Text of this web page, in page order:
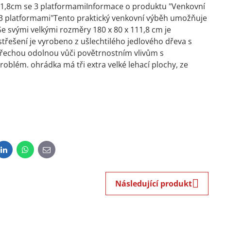
se 3 platformamiInformace o produktu "Venkovní
praktický venkovní výběh umožňuje
velkými rozměry 180 x 80 x 111,8 cm je
je vyrobeno z ušlechtilého jedlového dřeva s
odolnou vůči povětrnostním vlivům s
ohrádka má tři extra velké lehací plochy, ze
LinkedInWhatsApp
E-
mail
Následující produkt